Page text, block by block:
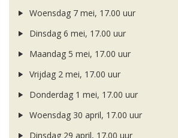
Woensdag 7 mei, 17.00 uur
Dinsdag 6 mei, 17.00 uur
Maandag 5 mei, 17.00 uur
Vrijdag 2 mei, 17.00 uur
Donderdag 1 mei, 17.00 uur
Woensdag 30 april, 17.00 uur
Dinsdag 29 april, 17.00 uur